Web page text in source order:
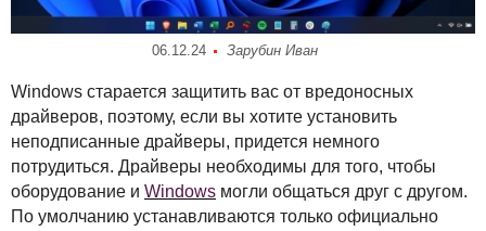
06.12.24 Зарубин Иван
Windows старается защитить вас от вредоносных
драйверов, поэтому, если вы хотите установить
неподписанные драйверы, придется немного
потрудиться. Драйверы необходимы для того, чтобы
оборудование и Windows могли общаться друг с другом.
По умолчанию устанавливаются только официально